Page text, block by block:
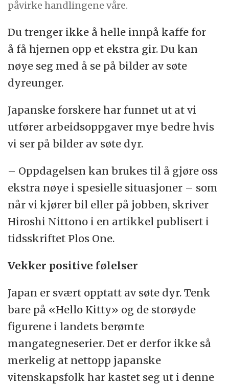
påvirke handlingene våre.
Du trenger ikke å helle innpå kaffe for
å få hjernen opp et ekstra gir. Du kan
nøye seg med å se på bilder av søte
dyreunger.
Japanske forskere har funnet ut at vi
utfører arbeidsoppgaver mye bedre hvis
vi ser på bilder av søte dyr.
– Oppdagelsen kan brukes til å gjøre oss
ekstra nøye i spesielle situasjoner – som
når vi kjører bil eller på jobben, skriver
Hiroshi Nittono i en artikkel publisert i
tidsskriftet Plos One.
Vekker positive følelser
Japan er svært opptatt av søte dyr. Tenk
bare på «Hello Kitty» og de storøyde
figurene i landets berømte
mangategneserier. Det er derfor ikke så
merkelig at nettopp japanske
vitenskapsfolk har kastet seg ut i denne